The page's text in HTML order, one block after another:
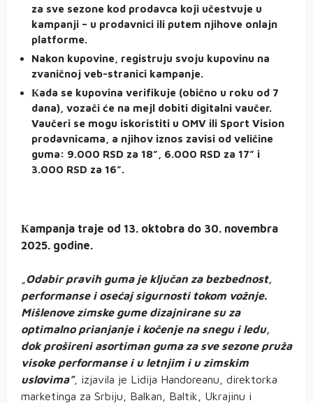
za sve sezone kod prodavca koji učestvuje u
kampanji – u prodavnici ili putem njihove onlajn
platforme.
Nakon kupovine, registruju svoju kupovinu na
zvaničnoj veb-stranici kampanje.
Кada se kupovina verifikuje (obično u roku od 7
dana), vozači će na mejl dobiti digitalni vaučer.
Vaučeri se mogu iskoristiti u OMV ili Sport Vision
prodavnicama, a njihov iznos zavisi od veličine
guma: 9.000 RSD za 18”, 6.000 RSD za 17” i
3.000 RSD za 16”.
Кampanja traje od 13. oktobra do 30. novembra
2025. godine.
Odabir pravih guma je ključan za bezbednost,
performanse i osećaj sigurnosti tokom vožnje.
Mišlenove zimske gume dizajnirane su za
optimalno prianjanje i kočenje na snegu i ledu,
dok prošireni asortiman guma za sve sezone pruža
visoke performanse i u letnjim i u zimskim
uslovima”, izjavila je Lidija Handoreanu, direktorka
marketinga za Srbiju, Balkan, Baltik, Ukrajinu i